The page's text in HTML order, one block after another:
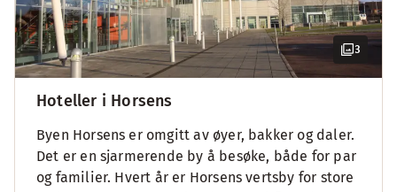
3
Hoteller i Horsens
Byen Horsens er omgitt av øyer, bakker og daler.
Det er en sjarmerende by å besøke, både for par
og familier. Hvert år er Horsens vertsby for store